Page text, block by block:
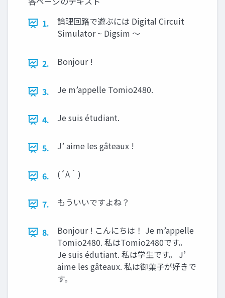
1.
論理回路で遊ぶには Digital Circuit
Simulator ~ Digsim 〜
2. Bonjour !
3. Je m’appelle Tomio2480.
4. Je suis étudiant.
5. J’ aime les gâteaux !
6. (´A｀)
7. もういいですよね？
8.
Bonjour ! こんにちは！ Je m’appelle
Tomio2480. 私はTomio2480です。
Je suis édutiant. 私は学生です。 J’
aime les gâteaux. 私は御菓子が好きで
す。